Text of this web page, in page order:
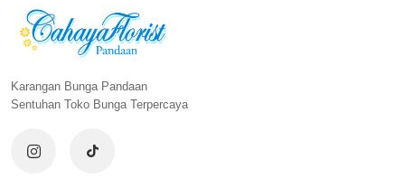
Karangan Bunga Pandaan
Sentuhan Toko Bunga Terpercaya